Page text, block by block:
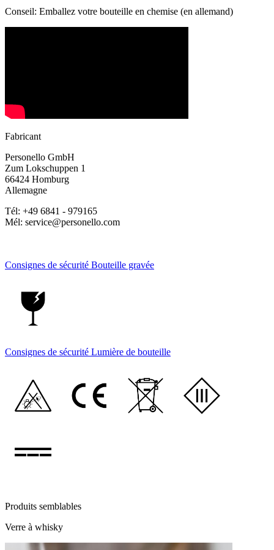
Conseil: Emballez votre bouteille en chemise (en allemand)
Fabricant
Personello GmbH
Zum Lokschuppen 1
66424 Homburg
Allemagne
Tél: +49 6841 - 979165
Mél: service@personello.com
Consignes de sécurité Bouteille gravée
Consignes de sécurité Lumière de bouteille
Produits semblables
Verre à whisky